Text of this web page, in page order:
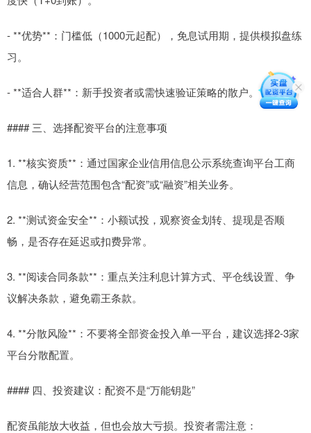
- **优势**：门槛低（1000元起配），免息试用期，提供模拟盘练
习。
- **适合人群**：新手投资者或需快速验证策略的散户。
#### 三、选择配资平台的注意事项
1. **核实资质**：通过国家企业信用信息公示系统查询平台工商
信息，确认经营范围包含“配资”或“融资”相关业务。
2. **测试资金安全**：小额试投，观察资金划转、提现是否顺
畅，是否存在延迟或扣费异常。
3. **阅读合同条款**：重点关注利息计算方式、平仓线设置、争
议解决条款，避免霸王条款。
4. **分散风险**：不要将全部资金投入单一平台，建议选择2-3家
平台分散配置。
#### 四、投资建议：配资不是“万能钥匙”
配资虽能放大收益，但也会放大亏损。投资者需注意：